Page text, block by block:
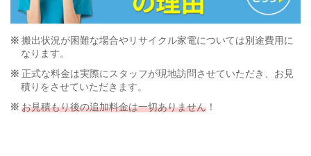
搬出状況が困難な場合やリサイクル家電については別途費用に
なります。
正式な料金は実際にスタッフが現地訪問させていただき、お見
積りをさせていただきます。
お見積もり後の追加料金は一切ありません！